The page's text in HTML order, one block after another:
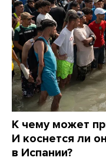
К чему может
И коснется ли
в Испании?